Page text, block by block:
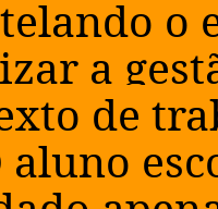
o
a
de
aluno